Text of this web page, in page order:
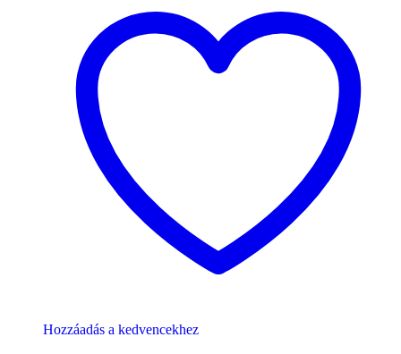
Hozzáadás a kedvencekhez